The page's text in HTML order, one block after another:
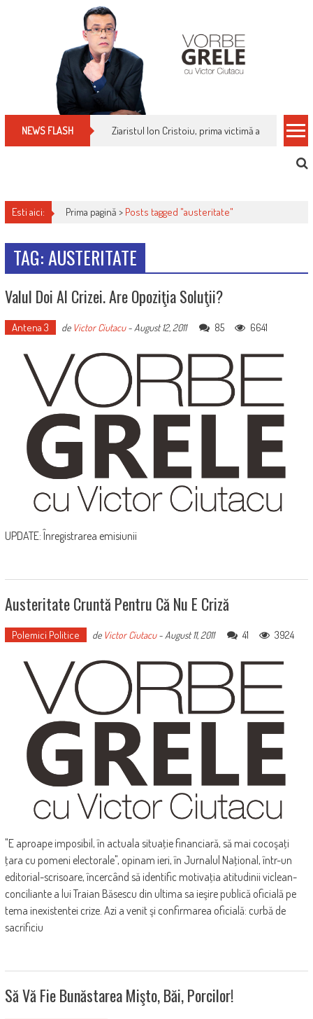
NEWS FLASH Ziaristul Ion Cristoiu, prima victimă a noi
Esti aici: Prima pagină > Posts tagged "austeritate"
TAG: AUSTERITATE
Valul Doi Al Crizei. Are Opoziţia Soluţii?
Antena 3 de Victor Ciutacu-August 12, 2011 85 6641
UPDATE: Înregistrarea emisiunii
Austeritate Cruntă Pentru Că Nu E Criză
Polemici Politice de Victor Ciutacu-August 11, 2011 41 3924
"E aproape imposibil, în actuala situaţie financiară, să mai cocoşaţi
ţara cu pomeni electorale", opinam ieri, în Jurnalul Naţional, într-un
editorial-scrisoare, încercând să identific motivaţia atitudinii viclean-
conciliante a lui Traian Băsescu din ultima sa ieşire publică oficială pe
tema inexistentei crize. Azi a venit şi confirmarea oficială: curbă de
sacrificiu
Să Vă Fie Bunăstarea Mişto, Băi, Porcilor!